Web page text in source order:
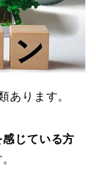
あります。
じている方